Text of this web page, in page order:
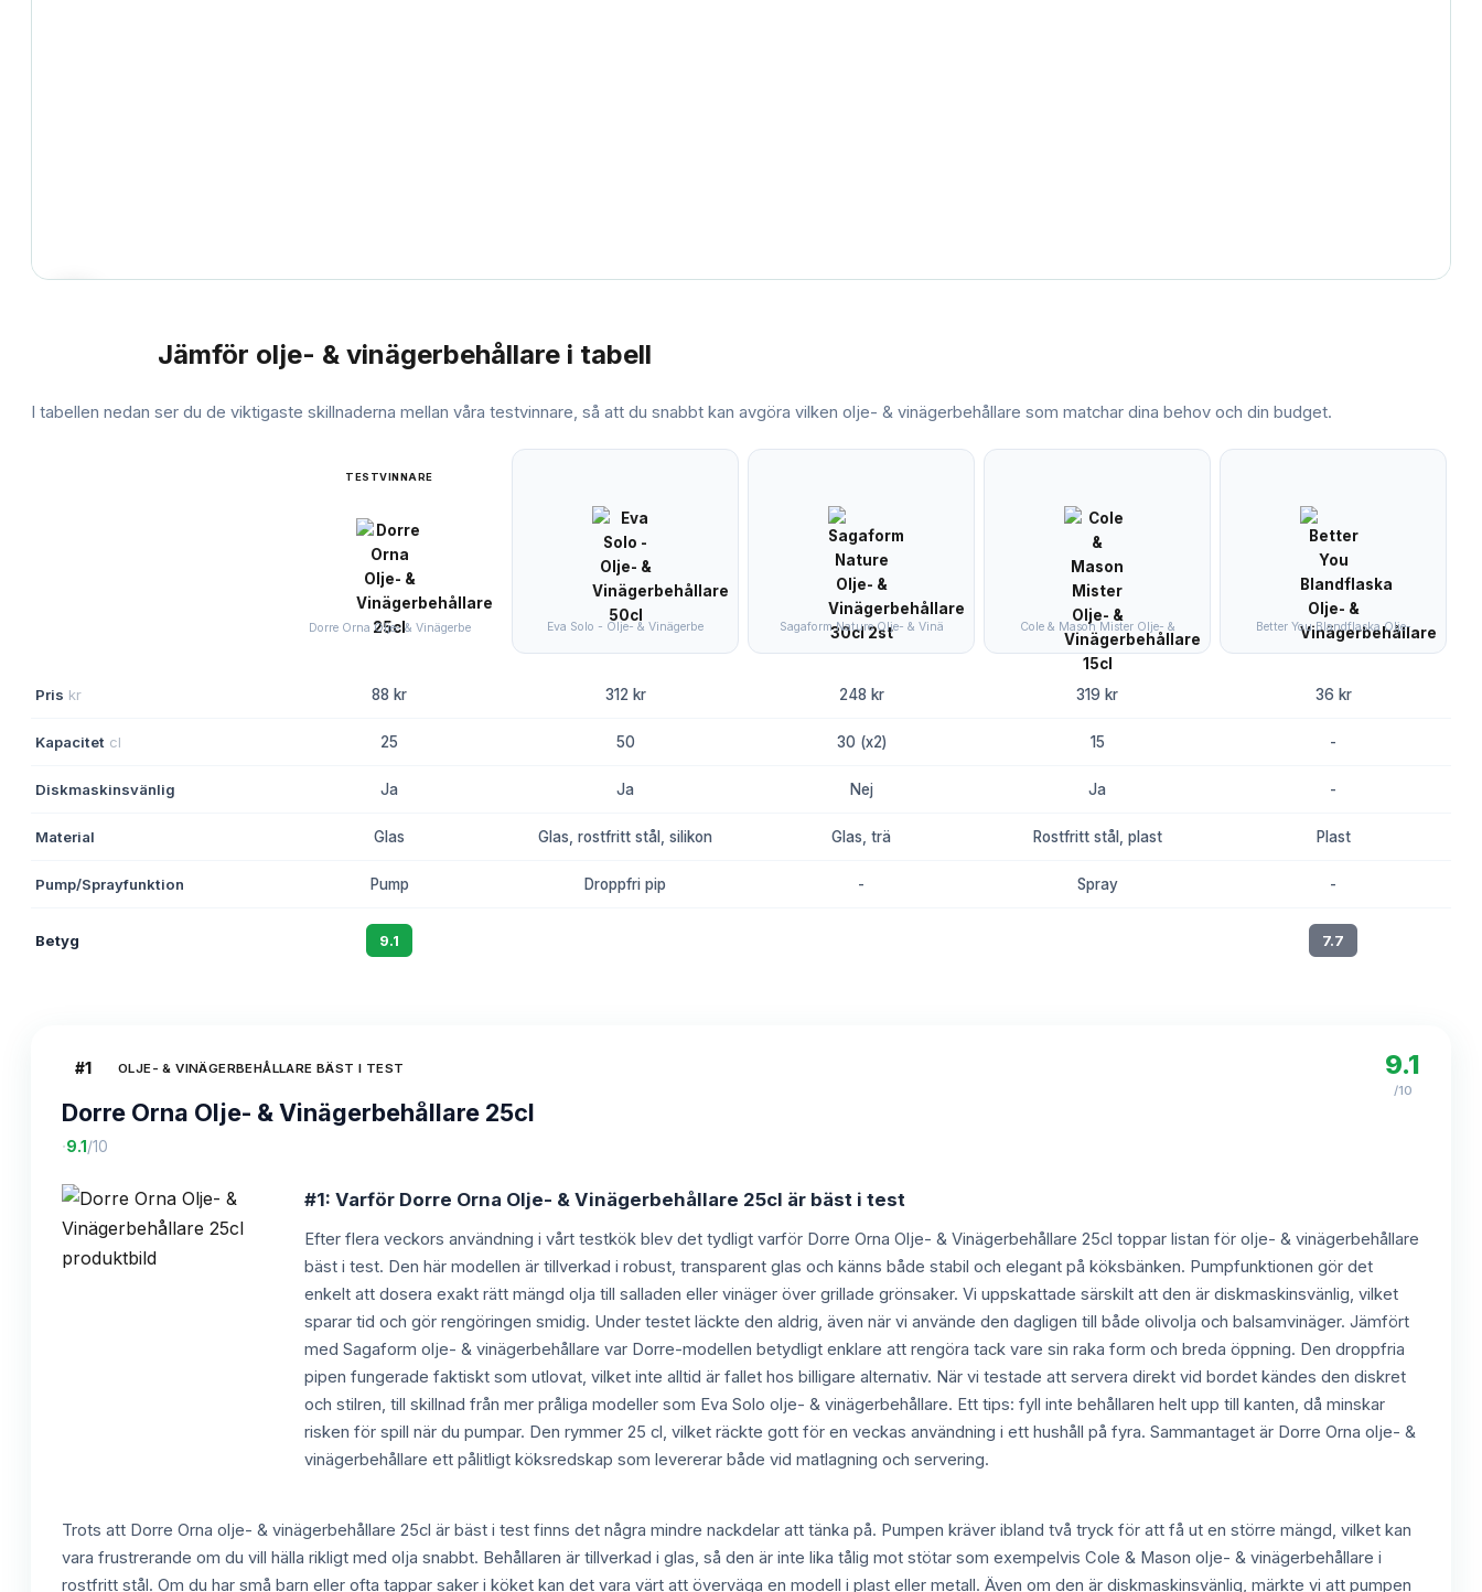
Jämför olje- & vinägerbehållare i tabell
I tabellen nedan ser du de viktigaste skillnaderna mellan våra testvinnare, så att du snabbt kan avgöra vilken olje- & vinägerbehållare som matchar dina behov och din budget.
TESTVINNARE
Dorre Orna Olje- & Vinägerbe Eva Solo - Olje- & Vinägerbe Sagaform Nature Olje- & Vinä Cole & Mason Mister Olje- & Better You Blandflaska Olje-
Pris kr 88 kr 312 kr 248 kr 319 kr 36 kr
Kapacitet cl 25 50 30 (x2) 15 -
Diskmaskinsvänlig Ja Ja Nej Ja -
Material Glas Glas, rostfritt stål, silikon Glas, trä Rostfritt stål, plast Plast
Pump/Sprayfunktion Pump Droppfri pip - Spray -
Betyg 9.1 7.7
#1 OLJE- & VINÄGERBEHÅLLARE BÄST I TEST
Dorre Orna Olje- & Vinägerbehållare 25cl
·9.1 /10
9.1
/10
#1: Varför Dorre Orna Olje- & Vinägerbehållare 25cl är bäst i test
Efter flera veckors användning i vårt testkök blev det tydligt varför Dorre Orna Olje- & Vinägerbehållare 25cl toppar listan för olje- & vinägerbehållare
bäst i test. Den här modellen är tillverkad i robust, transparent glas och känns både stabil och elegant på köksbänken. Pumpfunktionen gör det
enkelt att dosera exakt rätt mängd olja till salladen eller vinäger över grillade grönsaker. Vi uppskattade särskilt att den är diskmaskinsvänlig, vilket
sparar tid och gör rengöringen smidig. Under testet läckte den aldrig, även när vi använde den dagligen till både olivolja och balsamvinäger. Jämfört
med Sagaform olje- & vinägerbehållare var Dorre-modellen betydligt enklare att rengöra tack vare sin raka form och breda öppning. Den droppfria
pipen fungerade faktiskt som utlovat, vilket inte alltid är fallet hos billigare alternativ. När vi testade att servera direkt vid bordet kändes den diskret
och stilren, till skillnad från mer pråliga modeller som Eva Solo olje- & vinägerbehållare. Ett tips: fyll inte behållaren helt upp till kanten, då minskar
risken för spill när du pumpar. Den rymmer 25 cl, vilket räckte gott för en veckas användning i ett hushåll på fyra. Sammantaget är Dorre Orna olje- &
vinägerbehållare ett pålitligt köksredskap som levererar både vid matlagning och servering.
Trots att Dorre Orna olje- & vinägerbehållare 25cl är bäst i test finns det några mindre nackdelar att tänka på. Pumpen kräver ibland två tryck för att få ut en större mängd, vilket kan
vara frustrerande om du vill hälla rikligt med olja snabbt. Behållaren är tillverkad i glas, så den är inte lika tålig mot stötar som exempelvis Cole & Mason olje- & vinägerbehållare i
rostfritt stål. Om du har små barn eller ofta tappar saker i köket kan det vara värt att överväga en modell i plast eller metall. Även om den är diskmaskinsvänlig, märkte vi att pumpen